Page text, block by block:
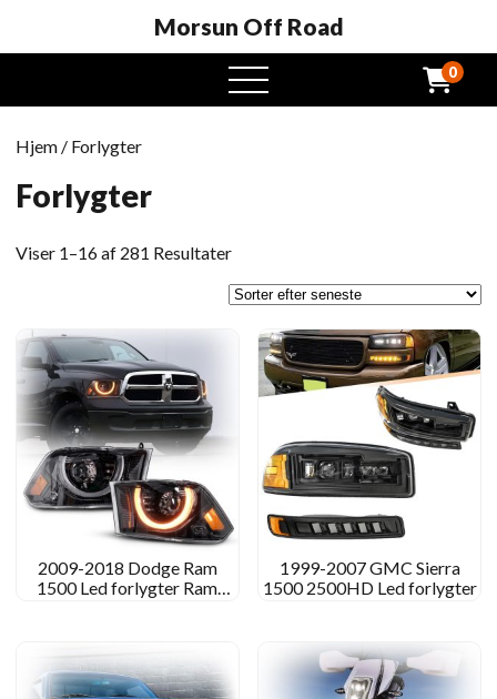
Morsun Off Road
Åben
menu
0
Hjem / Forlygter
Forlygter
Viser 1–16 af 281 ResultaterSorteret
seneste
2009-2018 Dodge Ram
1500 Led forlygter Ram
1999-2007 GMC Sierra
1500 2500HD Led forlygter